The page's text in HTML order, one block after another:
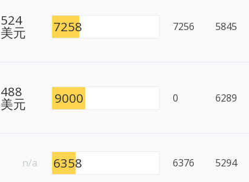
524
美元 7258 7256 5845
488
美元 9000 0 6289
n/a 6358 6376 5294